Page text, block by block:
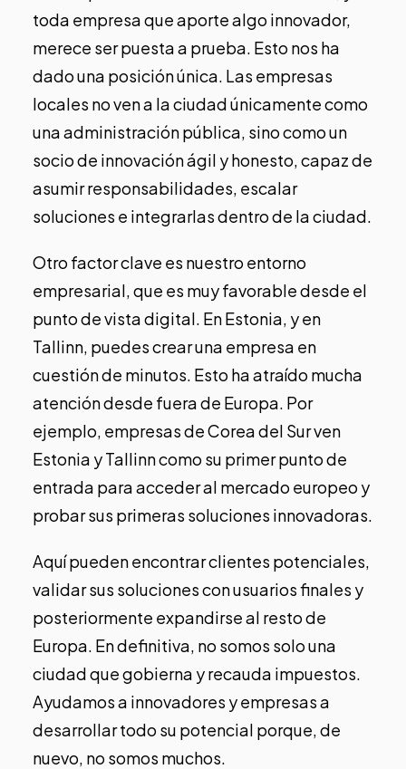
toda empresa que aporte algo innovador,
merece ser puesta a prueba. Esto nos ha
dado una posición única. Las empresas
locales no ven a la ciudad únicamente como
una administración pública, sino como un
socio de innovación ágil y honesto, capaz de
asumir responsabilidades, escalar
soluciones e integrarlas dentro de la ciudad.
Otro factor clave es nuestro entorno
empresarial, que es muy favorable desde el
punto de vista digital. En Estonia, y en
Tallinn, puedes crear una empresa en
cuestión de minutos. Esto ha atraído mucha
atención desde fuera de Europa. Por
ejemplo, empresas de Corea del Sur ven
Estonia y Tallinn como su primer punto de
entrada para acceder al mercado europeo y
probar sus primeras soluciones innovadoras.
Aquí pueden encontrar clientes potenciales,
validar sus soluciones con usuarios finales y
posteriormente expandirse al resto de
Europa. En definitiva, no somos solo una
ciudad que gobierna y recauda impuestos.
Ayudamos a innovadores y empresas a
desarrollar todo su potencial porque, de
nuevo, no somos muchos.